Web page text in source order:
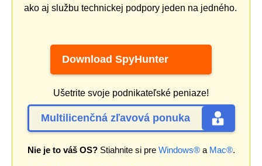
ako aj službu technickej podpory jeden na jedného.
Download SpyHunter
Ušetrite svoje podnikateľské peniaze!
Multilicenčná zľavová ponuka
Nie je to váš OS?Stiahnite si pre Windows®a Mac®.